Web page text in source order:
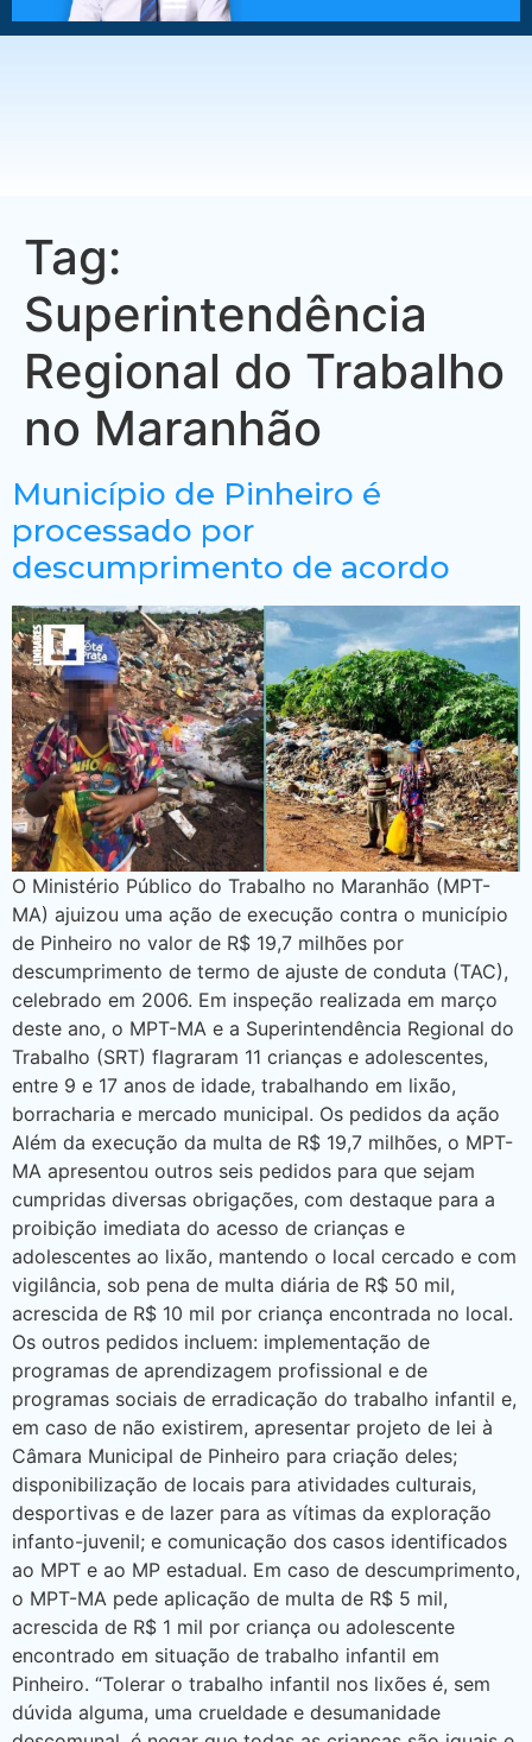
Tag:
Superintendência
Regional do Trabalho
no Maranhão
Município de Pinheiro é
processado por
descumprimento de acordo
O Ministério Público do Trabalho no Maranhão (MPT-
MA) ajuizou uma ação de execução contra o município
de Pinheiro no valor de R$ 19,7 milhões por
descumprimento de termo de ajuste de conduta (TAC),
celebrado em 2006. Em inspeção realizada em março
deste ano, o MPT-MA e a Superintendência Regional do
Trabalho (SRT) flagraram 11 crianças e adolescentes,
entre 9 e 17 anos de idade, trabalhando em lixão,
borracharia e mercado municipal. Os pedidos da ação
Além da execução da multa de R$ 19,7 milhões, o MPT-
MA apresentou outros seis pedidos para que sejam
cumpridas diversas obrigações, com destaque para a
proibição imediata do acesso de crianças e
adolescentes ao lixão, mantendo o local cercado e com
vigilância, sob pena de multa diária de R$ 50 mil,
acrescida de R$ 10 mil por criança encontrada no local.
Os outros pedidos incluem: implementação de
programas de aprendizagem profissional e de
programas sociais de erradicação do trabalho infantil e,
em caso de não existirem, apresentar projeto de lei à
Câmara Municipal de Pinheiro para criação deles;
disponibilização de locais para atividades culturais,
desportivas e de lazer para as vítimas da exploração
infanto-juvenil; e comunicação dos casos identificados
ao MPT e ao MP estadual. Em caso de descumprimento,
o MPT-MA pede aplicação de multa de R$ 5 mil,
acrescida de R$ 1 mil por criança ou adolescente
encontrado em situação de trabalho infantil em
Pinheiro. “Tolerar o trabalho infantil nos lixões é, sem
dúvida alguma, uma crueldade e desumanidade